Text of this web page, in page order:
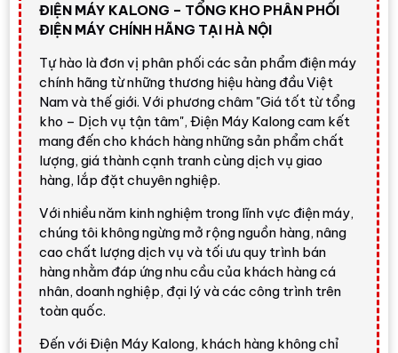
Âm thanh
Smart TV & kết nối
Game & tiện ích
Kích thước & lắp đặt
Điện năng & phụ kiện
ĐIỆN MÁY KALONG – TỔNG KHO PHÂN PHỐI
ĐIỆN MÁY CHÍNH HÃNG TẠI HÀ NỘI
Tự hào là đơn vị phân phối các sản phẩm điện máy
chính hãng từ những thương hiệu hàng đầu Việt
Nam và thế giới. Với phương châm "Giá tốt từ tổng
kho – Dịch vụ tận tâm", Điện Máy Kalong cam kết
mang đến cho khách hàng những sản phẩm chất
lượng, giá thành cạnh tranh cùng dịch vụ giao
hàng, lắp đặt chuyên nghiệp.
Với nhiều năm kinh nghiệm trong lĩnh vực điện máy,
chúng tôi không ngừng mở rộng nguồn hàng, nâng
cao chất lượng dịch vụ và tối ưu quy trình bán
hàng nhằm đáp ứng nhu cầu của khách hàng cá
nhân, doanh nghiệp, đại lý và các công trình trên
toàn quốc.
Đến với Điện Máy Kalong, khách hàng không chỉ